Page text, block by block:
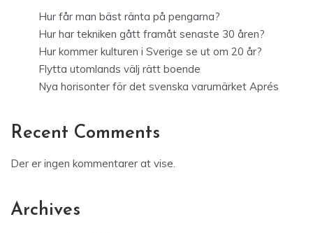
Hur får man bäst ränta på pengarna?
Hur har tekniken gått framåt senaste 30 åren?
Hur kommer kulturen i Sverige se ut om 20 år?
Flytta utomlands välj rätt boende
Nya horisonter för det svenska varumärket Aprés
Recent Comments
Der er ingen kommentarer at vise.
Archives